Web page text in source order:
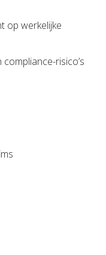
op werkelijke
risico’s